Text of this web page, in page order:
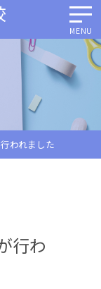
MENU
われました
行わ